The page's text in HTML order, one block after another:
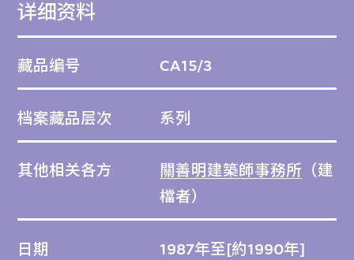
详细资料
藏品编号 CA15/3
档案藏品层次 系列
其他相关各方 關善明建築師事務所 （建
檔者）
日期 1987年至[約1990年]